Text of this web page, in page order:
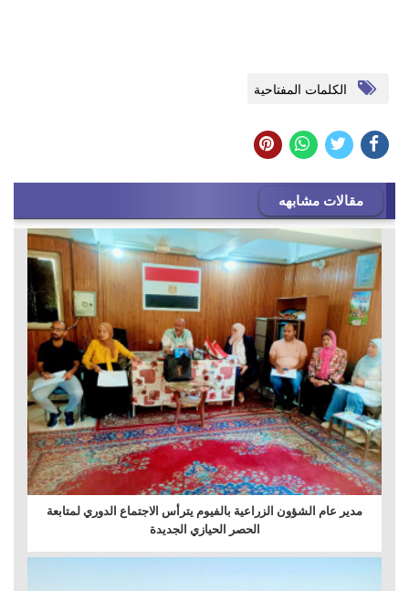
الكلمات المفتاحية
مقالات مشابهه
مدير عام الشؤون الزراعية بالفيوم يترأس الاجتماع الدوري لمتابعة
الحصر الحيازي الجديدة